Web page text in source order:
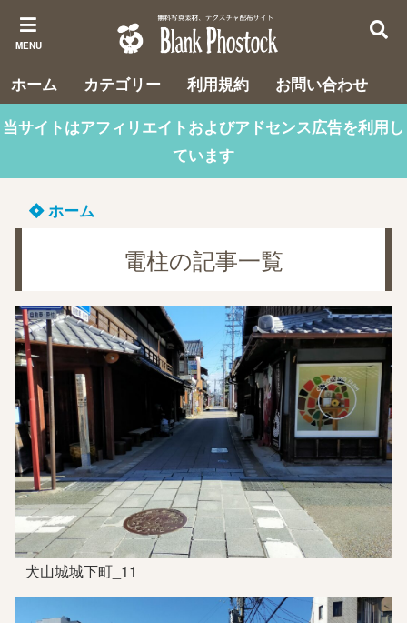
MENU
ホーム カテゴリー 利用規約
お問い合わせ
当サイトはアフィリエイトおよびアドセンス広告を利用し
ています
ホーム
電柱の記事一覧
犬山城城下町_11